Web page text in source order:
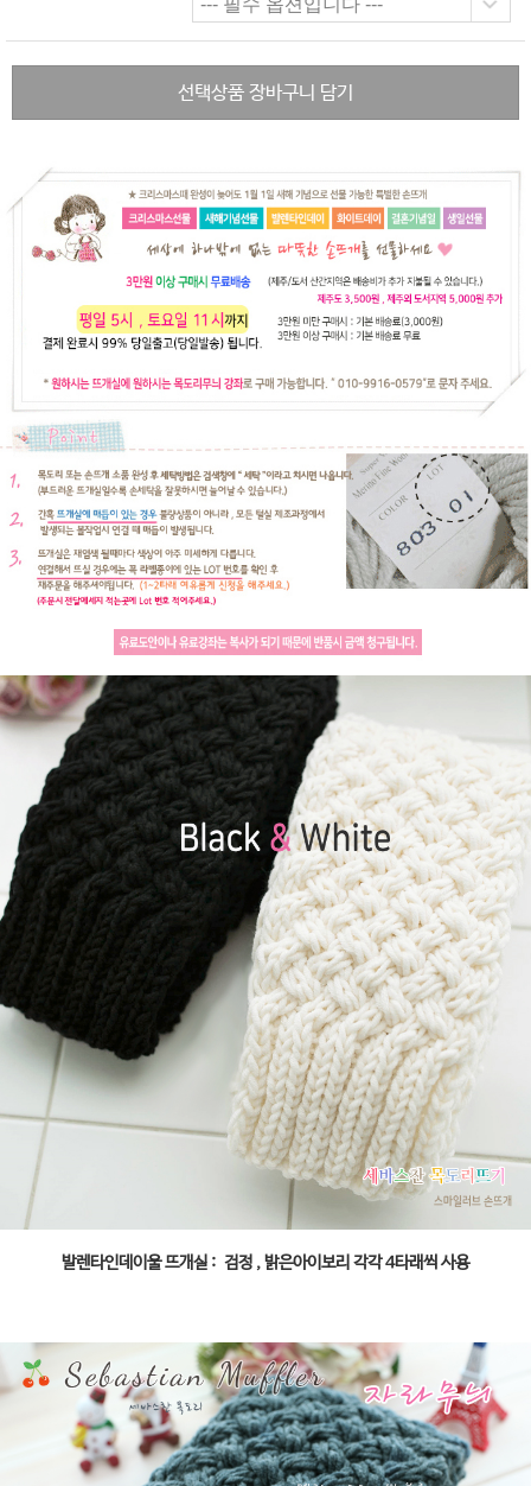
선택상품 장바구니 담기
발렌타인데이울 뜨개실 : 검정 , 밝은아이보리 각각 4타래씩 사용